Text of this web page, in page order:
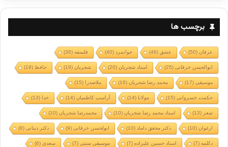
برچسب ها
عرفان(50) عشق (46) جوانمرد (40) فلسفه(36)
ابوالحسن خرقانی(25) استاد شجریان(20) شجریان(19) حافظ (19)
موسیقی(17) محمد رضا شجریان(16) ملاصدرا (15)
حکمت خسروانی(15) مولانا (14) آراسپ کاظمیان(14) خدا (13)
شعر (13) استاد محمد رضا شجریان(10) محمدرضا شجریان(10)
ارغوان(10) دکتر محقق داماد (10) ابولحسن خرقانی(9) دکتر دینانی(8)
دکلمه(7) استاد حسین علیزاده(7) موسیقی سنتی(7) سعدی(6)